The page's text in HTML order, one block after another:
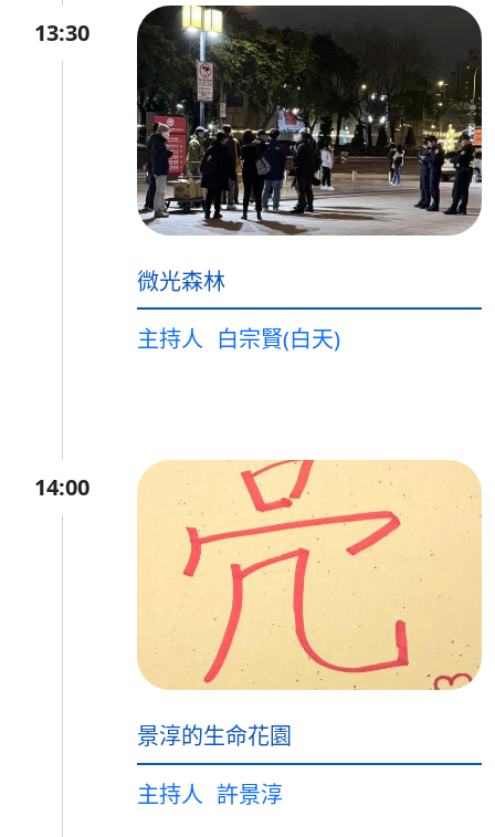
13:30
微光森林
主持人 白宗賢(白天)
14:00
景淳的生命花園
主持人 許景淳